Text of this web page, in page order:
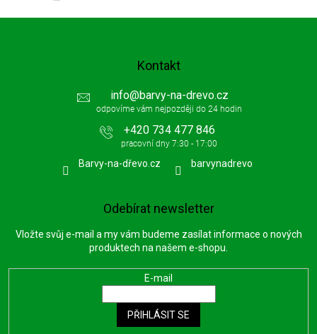
Kontakt
info@barvy-na-drevo.cz
+420 734 477 846
Barvy-na-dřevo.cz barvynadrevo
Odebírat newsletter
Vložte svůj e-mail a my vám budeme zasílat informace o nových
produktech na našem e-shopu.
E-mail
PŘIHLÁSIT SE